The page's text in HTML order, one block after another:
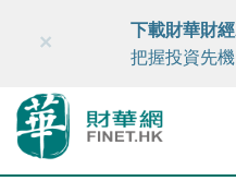
財華智庫網 FINTV
×
下載財華財
把握投資先機